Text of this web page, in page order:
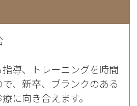
導、トレーニングを時間
、新卒、ブランクのある
に向き合えます。